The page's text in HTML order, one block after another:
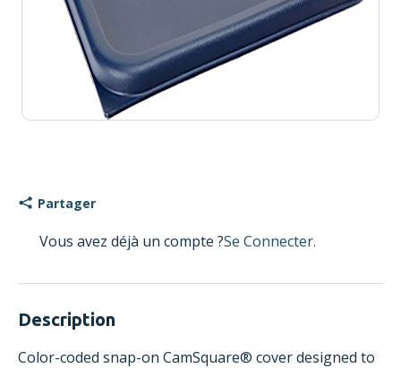
Partager
Vous avez déjà un compte ?Se Connecter.
Description
Color-coded snap-on CamSquare® cover designed to